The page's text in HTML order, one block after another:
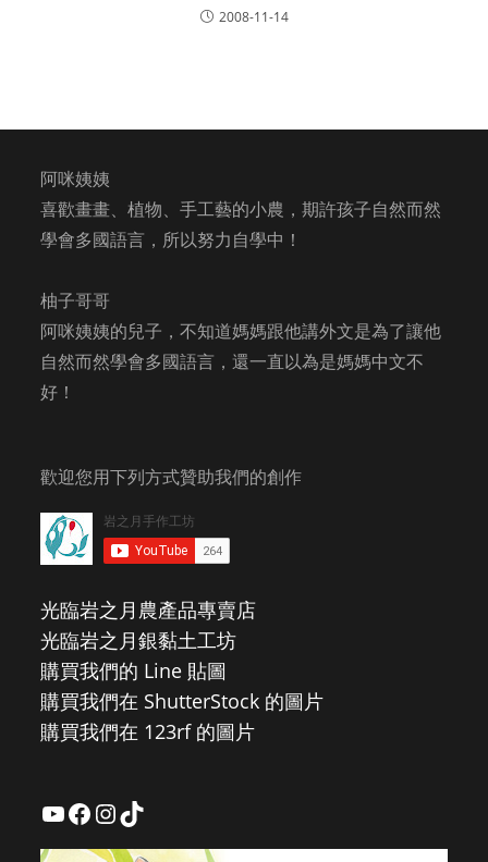
2008-11-14
阿咪姨姨
喜歡畫畫、植物、手工藝的小農，期許孩子自然而然
學會多國語言，所以努力自學中！
柚子哥哥
阿咪姨姨的兒子，不知道媽媽跟他講外文是為了讓他
自然而然學會多國語言，還一直以為是媽媽中文不
好！
歡迎您用下列方式贊助我們的創作
光臨岩之月農產品專賣店
光臨岩之月銀黏土工坊
購買我們的 Line 貼圖
購買我們在 ShutterStock 的圖片
購買我們在 123rf 的圖片